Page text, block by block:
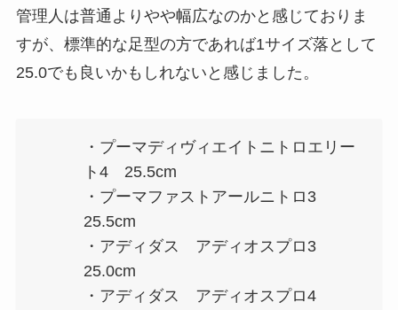
管理人は普通よりやや幅広なのかと感じておりま
すが、標準的な足型の方であれば1サイズ落として
25.0でも良いかもしれないと感じました。
・プーマディヴィエイトニトロエリー
ト4 25.5cm
・プーマファストアールニトロ3
25.5cm
・アディダス アディオスプロ3
25.0cm
・アディダス アディオスプロ4